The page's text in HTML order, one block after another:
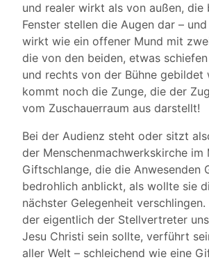
und realer wirkt als von außen, die
Fenster stellen die Augen dar –
wirkt wie ein offener Mund mit
die von den beiden, etwas
und rechts von der Bühne gebildet
kommt noch die Zunge, die der
vom Zuschauerraum aus darstellt!
Bei der Audienz steht oder sitzt
der Menschenmachwerkskirche im
Giftschlange, die die Anwesenden
bedrohlich anblickt, als wollte sie
nächster Gelegenheit verschlingen.
der eigentlich der Stellvertreter
Jesu Christi sein sollte, verführt
aller Welt – schleichend wie eine